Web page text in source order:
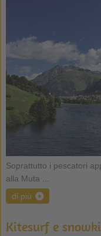
Soprattutto i pescatori
alla Muta ...
di più
Kitesurf e